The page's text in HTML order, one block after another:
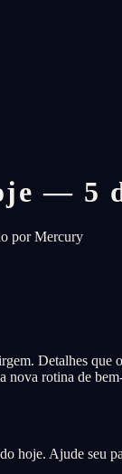
— 5
por Mercury
Detalhes que
nova rotina de
hoje. Ajude seu